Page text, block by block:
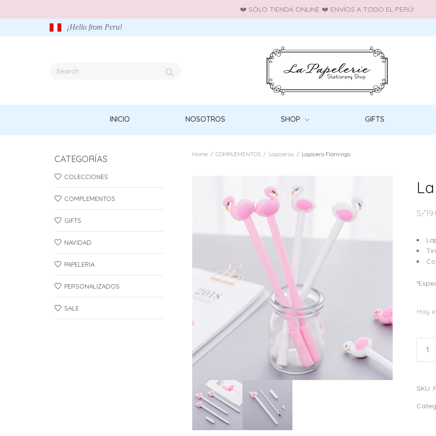
❤️ SÓLO TIENDA ONLINE ❤️ ENVÍOS A TODO EL PERÚ!
¡Hello from Peru!
INICIO NOSOTROS SHOP GIFTS
Home / COMPLEMENTOS / Lapiceros / Lapicero Flamingo
S/
Hay
SKU:
CATEGORÍAS
COLECCIONES
COMPLEMENTOS
GIFTS
NAVIDAD
PAPELERIA
PERSONALIZADOS
SALE